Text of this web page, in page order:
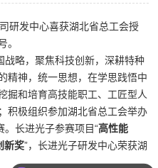
发中心喜获湖北省总工会授
。
略，聚焦科技创新，深耕特种
精神，统一思想，在学思践悟中
掘和培育高技能职工、工匠型人
积极组织参加湖北省总工会举办
。长进光子参赛项目“高性能
新奖”，长进光子研发中心荣获湖